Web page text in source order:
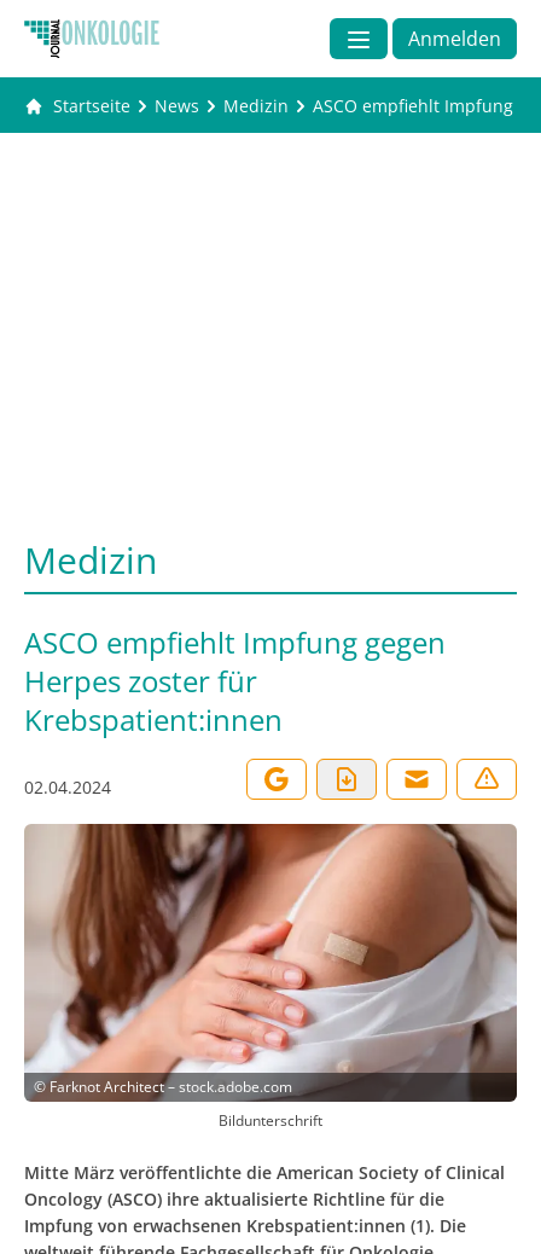
Anmelden
Startseite News Medizin ASCO empfiehlt Impfung
Medizin
ASCO empfiehlt Impfung gegen
Herpes zoster für
Krebspatient:innen
02.04.2024
©Farknot Architect – stock.adobe.com
Bildunterschrift
Mitte März veröffentlichte die American Society of Clinical
Oncology (ASCO) ihre aktualisierte Richtline für die
Impfung von erwachsenen Krebspatient:innen (1). Die